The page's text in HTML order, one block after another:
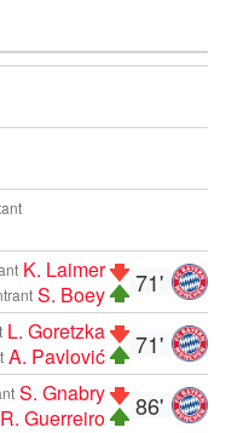
71'
K. Laimer
S. Boey
71'
L. Goretzka
A. Pavlović
86'
S. Gnabry
R. Guerreiro